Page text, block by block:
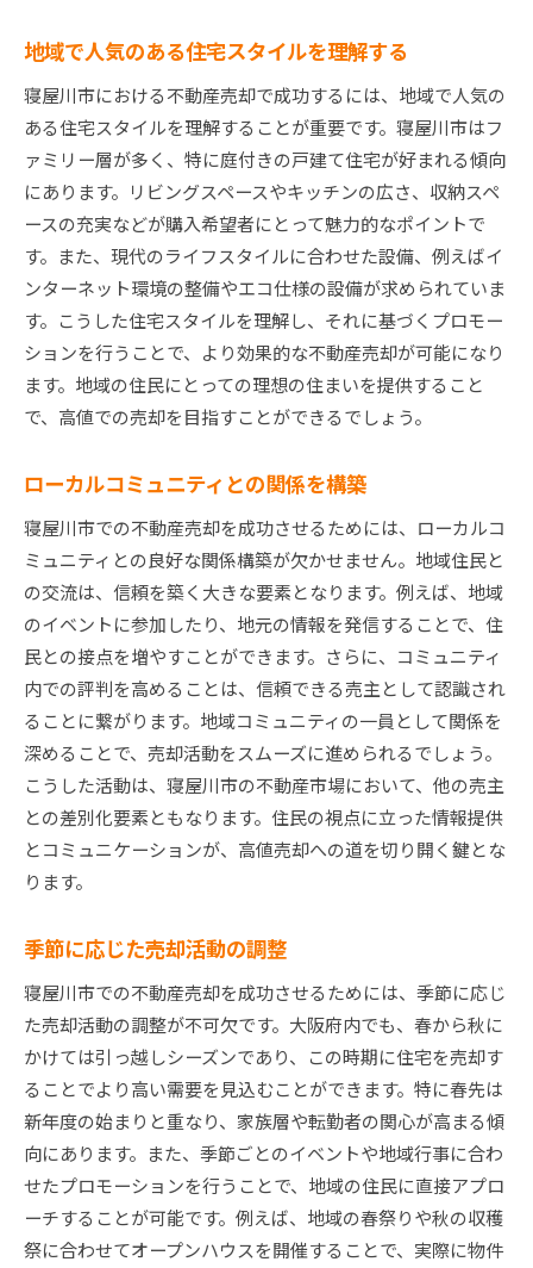
地域で人気のある住宅スタイルを理解する
寝屋川市における不動産売却で成功するには、地域で人気の
ある住宅スタイルを理解することが重要です。寝屋川市はフ
ァミリー層が多く、特に庭付きの戸建て住宅が好まれる傾向
にあります。リビングスペースやキッチンの広さ、収納スペ
ースの充実などが購入希望者にとって魅力的なポイントで
す。また、現代のライフスタイルに合わせた設備、例えばイ
ンターネット環境の整備やエコ仕様の設備が求められていま
す。こうした住宅スタイルを理解し、それに基づくプロモー
ションを行うことで、より効果的な不動産売却が可能になり
ます。地域の住民にとっての理想の住まいを提供すること
で、高値での売却を目指すことができるでしょう。
ローカルコミュニティとの関係を構築
寝屋川市での不動産売却を成功させるためには、ローカルコ
ミュニティとの良好な関係構築が欠かせません。地域住民と
の交流は、信頼を築く大きな要素となります。例えば、地域
のイベントに参加したり、地元の情報を発信することで、住
民との接点を増やすことができます。さらに、コミュニティ
内での評判を高めることは、信頼できる売主として認識され
ることに繋がります。地域コミュニティの一員として関係を
深めることで、売却活動をスムーズに進められるでしょう。
こうした活動は、寝屋川市の不動産市場において、他の売主
との差別化要素ともなります。住民の視点に立った情報提供
とコミュニケーションが、高値売却への道を切り開く鍵とな
ります。
季節に応じた売却活動の調整
寝屋川市での不動産売却を成功させるためには、季節に応じ
た売却活動の調整が不可欠です。大阪府内でも、春から秋に
かけては引っ越しシーズンであり、この時期に住宅を売却す
ることでより高い需要を見込むことができます。特に春先は
新年度の始まりと重なり、家族層や転勤者の関心が高まる傾
向にあります。また、季節ごとのイベントや地域行事に合わ
せたプロモーションを行うことで、地域の住民に直接アプロ
ーチすることが可能です。例えば、地域の春祭りや秋の収穫
祭に合わせてオープンハウスを開催することで、実際に物件